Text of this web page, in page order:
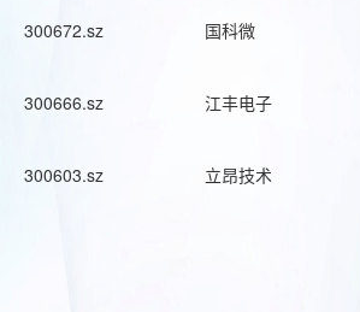
300672.sz 国科微
300666.sz 江丰电子
300603.sz 立昂技术